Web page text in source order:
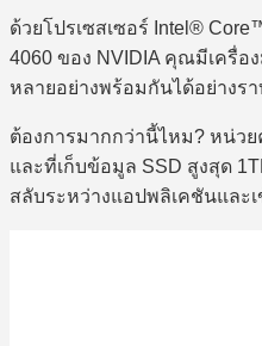
ด้วยโปรเซสเซอร์ Intel®
4060 ของ NVIDIA คุณมีเครื่อ
หลายอย่างพร้อมกันได้อย่างร
ต้องการมากกว่านี้ไหม? หน่วย
และที่เก็บข้อมูล SSD สูงสุด
สลับระหว่างแอปพลิเคชันและ